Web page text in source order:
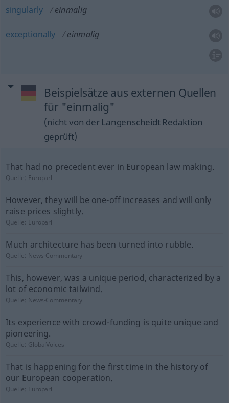
singularly einmalig
exceptionally einmalig
Beispielsätze aus externen Quellen
für "einmalig"
(nicht von der Langenscheidt Redaktion
geprüft)
That had no precedent ever in European law making.
Quelle: Europarl
However, they will be one-off increases and will only
raise prices slightly.
Quelle: Europarl
Much architecture has been turned into rubble.
Quelle: News-Commentary
This, however, was a unique period, characterized by a
lot of economic tailwind.
Quelle: News-Commentary
Its experience with crowd-funding is quite unique and
pioneering.
Quelle: GlobalVoices
That is happening for the first time in the history of
our European cooperation.
Quelle: Europarl